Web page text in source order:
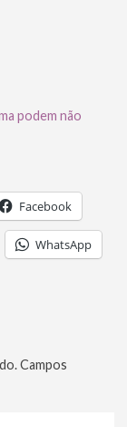
podem não
Facebook
WhatsApp
Campos